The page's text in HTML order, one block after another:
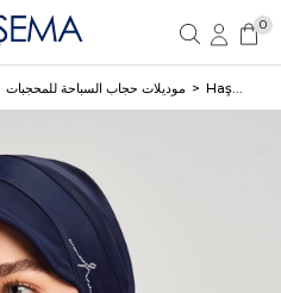
تسجيل مستخدم جديد
0
موديلات حجاب السباحة للمحجبات Haşema حجاب سباحة كحلي بحافة للمحجبات مع شعار 2234